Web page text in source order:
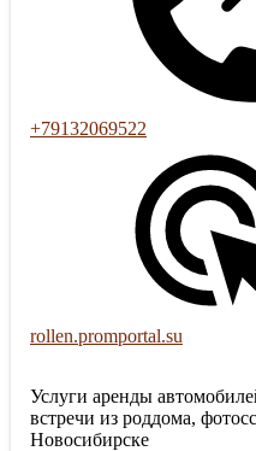
+79132069522
rollen.promportal.su
Услуги аренды
встречи из роддома,
Новосибирске